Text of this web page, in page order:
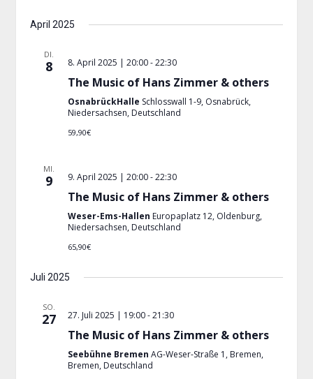
April 2025
DI.
8 8. April 2025 | 20:00-22:30
The Music of Hans Zimmer & others
OsnabrückHalle Schlosswall 1-9, Osnabrück,
Niedersachsen, Deutschland
59,90€
MI.
9 9. April 2025 | 20:00-22:30
The Music of Hans Zimmer & others
Weser-Ems-Hallen Europaplatz 12, Oldenburg,
Niedersachsen, Deutschland
65,90€
Juli 2025
SO.
27 27. Juli 2025 | 19:00-21:30
The Music of Hans Zimmer & others
Seebühne Bremen AG-Weser-Straße 1, Bremen,
Bremen, Deutschland